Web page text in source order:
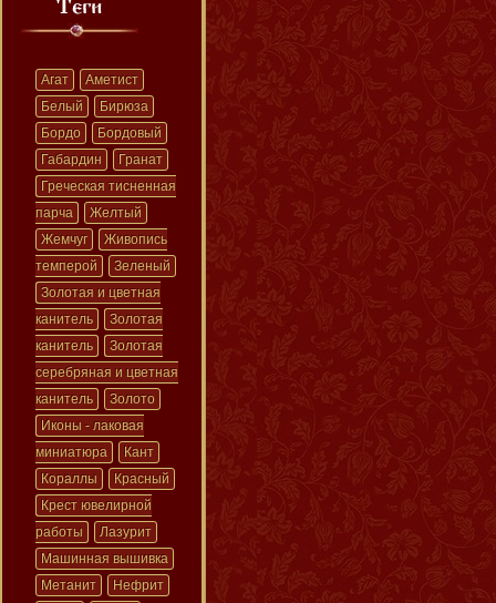
Агат
Аметист
Белый
Бирюза
Бордо
Бордовый
Габардин
Гранат
Греческая тисненная
парча
Желтый
Жемчуг
Живопись
темперой
Зеленый
Золотая и цветная
канитель
Золотая
канитель
Золотая
серебряная и цветная
канитель
Золото
Иконы - лаковая
миниатюра
Кант
Кораллы
Красный
Крест ювелирной
работы
Лазурит
Машинная вышивка
Метанит
Нефрит